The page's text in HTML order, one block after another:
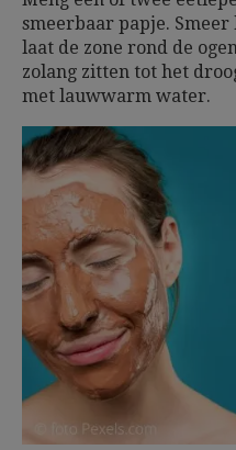
smeerbaar papje.
laat de zone rond de
zolang zitten tot het
met lauwwarm water.